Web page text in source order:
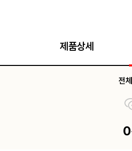
제품상세
전